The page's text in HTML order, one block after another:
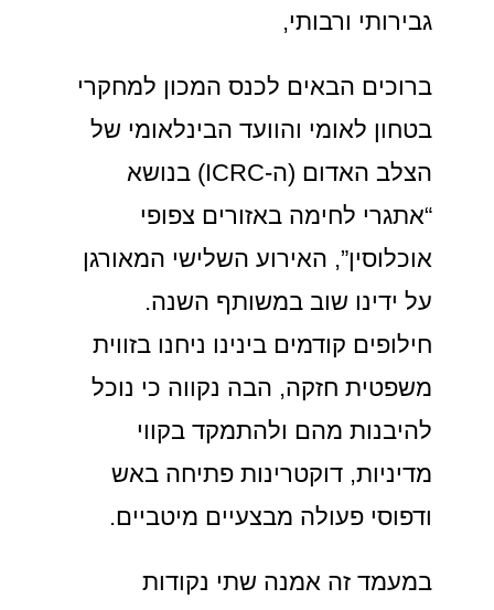
גבירותי ורבותי,
ברוכים הבאים לכנס המכון למחקרי
בטחון לאומי והוועד הבינלאומי של
הצלב האדום (ה-ICRC) בנושא
“אתגרי לחימה באזורים צפופי
אוכלוסין”, האירוע השלישי המאורגן
על ידינו שוב במשותף השנה.
חילופים קודמים בינינו ניחנו בזווית
משפטית חזקה, הבה נקווה כי נוכל
להיבנות מהם ולהתמקד בקווי
מדיניות, דוקטרינות פתיחה באש
ודפוסי פעולה מבצעיים מיטביים.
במעמד זה אמנה שתי נקודות